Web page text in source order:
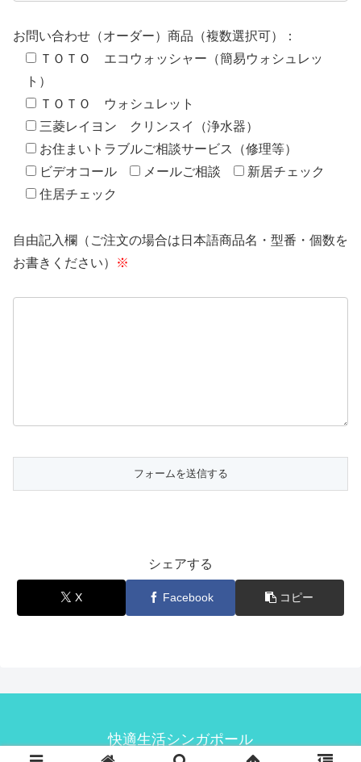
お問い合わせ（オーダー）商品（複数選択可）：
ＴＯＴＯ エコウォッシャー（簡易ウォシュレッ
ト）
ＴＯＴＯ ウォシュレット
三菱レイヨン クリンスイ（浄水器）
お住まいトラブルご相談サービス（修理等）
ビデオコール
メールご相談
新居チェック
住居チェック
自由記入欄（ご注文の場合は日本語商品名・型番・個数を
お書きください）
※
シェアする
X Facebook コピー
快適生活シンガポール